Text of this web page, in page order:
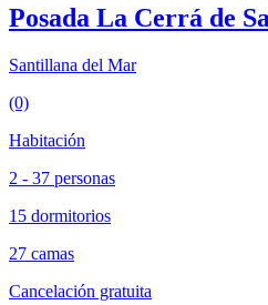
Posada La Cerrá de
Santillana del Mar
(0)
Habitación
2 - 37 personas
15 dormitorios
27 camas
Cancelación gratuita